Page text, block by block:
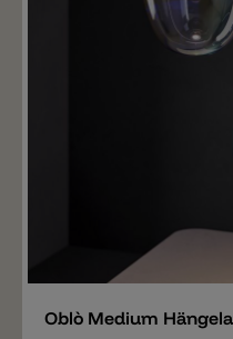
Oblò Medium